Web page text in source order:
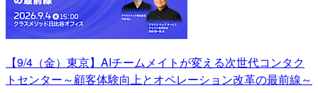
【9/4（金）東京】AIチームメイトが変える次世代コンタク
トセンター～顧客体験向上とオペレーション改革の最前線～